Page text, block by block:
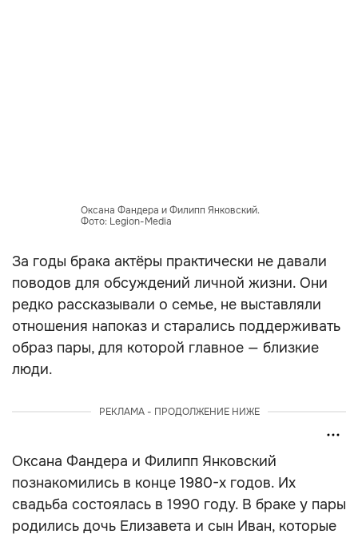
Оксана Фандера и Филипп Янковский.
Фото: Legion-Media
За годы брака актёры практически не давали
поводов для обсуждений личной жизни. Они
редко рассказывали о семье, не выставляли
отношения напоказ и старались поддерживать
образ пары, для которой главное — близкие
люди.
РЕКЛАМА - ПРОДОЛЖЕНИЕ НИЖЕ
Оксана Фандера и Филипп Янковский
познакомились в конце 1980-х годов. Их
свадьба состоялась в 1990 году. В браке у пары
родились дочь Елизавета и сын Иван, которые